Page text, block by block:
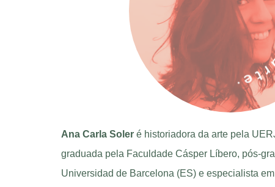
Ana Carla Soleré historiadora da arte pela
graduada pela Faculdade Cásper Líbero, pós-
Universidad de Barcelona (ES) e especialista